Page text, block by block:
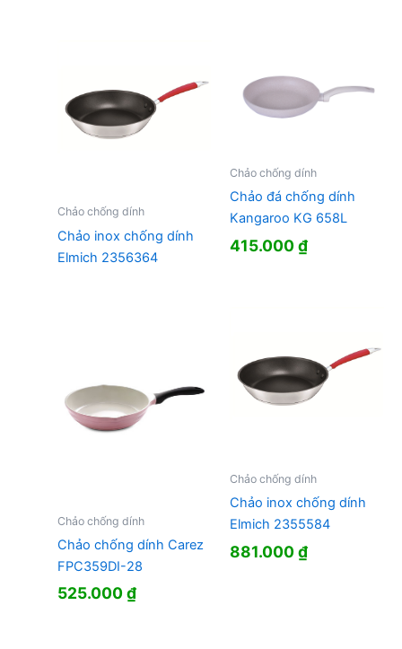
Chảo chống dính
Chảo inox chống dính
Elmich 2356364
Chảo chống dính
Chảo đá chống dính
Kangaroo KG 658L
415.000₫
Chảo chống dính
Chảo chống dính Carez
FPC359DI-28
525.000₫
Chảo chống dính
Chảo inox chống dính
Elmich 2355584
881.000₫